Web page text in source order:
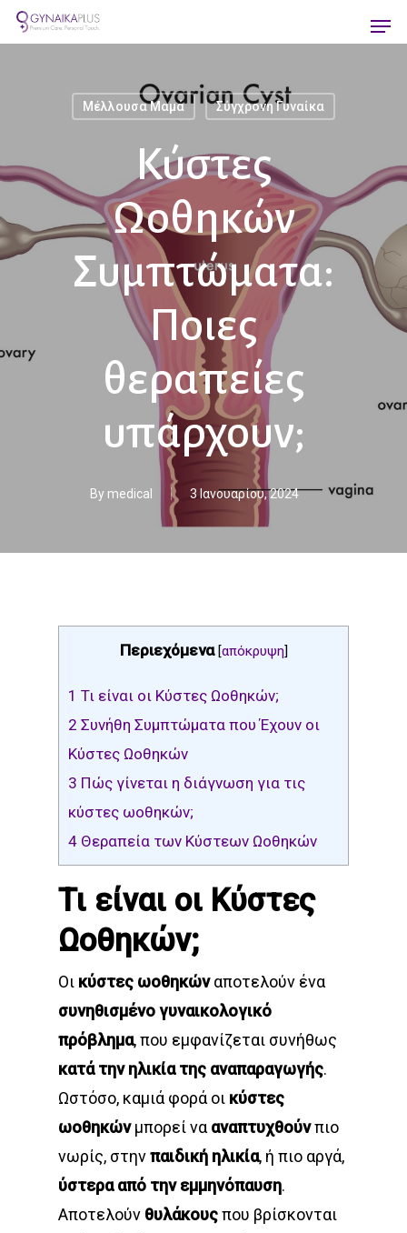
Skip
to
Μέλλουσα Μαμά Σύγχρονη Γυναίκα
Κύστες
Ωοθηκών
Συμπτώματα:
Ποιες
θεραπείες
υπάρχουν;
By medical 3 Ιανουαρίου, 2024
Περιεχόμενα [απόκρυψη]
1 Τι είναι οι Κύστες Ωοθηκών;
2 Συνήθη Συμπτώματα που Έχουν οι
Κύστες Ωοθηκών
3 Πώς γίνεται η διάγνωση για τις
κύστες ωοθηκών;
4 Θεραπεία των Κύστεων Ωοθηκών
Τι είναι οι Κύστες
Ωοθηκών;
Οι κύστες ωοθηκώναποτελούν ένα
συνηθισμένο γυναικολογικό
πρόβλημα, που εμφανίζεται συνήθως
κατά την ηλικία της αναπαραγωγής.
Ωστόσο, καμιά φορά οι κύστες
ωοθηκώνμπορεί να αναπτυχθούνπιο
νωρίς, στηνπαιδική ηλικία, ή πιο αργά,
ύστερα από την εμμηνόπαυση.
Αποτελούν θυλάκουςπου βρίσκονται